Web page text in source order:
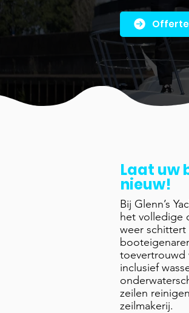
Laat uw
nieuw!
Bij Glenn’s
het volledige
weer schittert
toevertrouwd
inclusief
zeilen
zeilmakerij.